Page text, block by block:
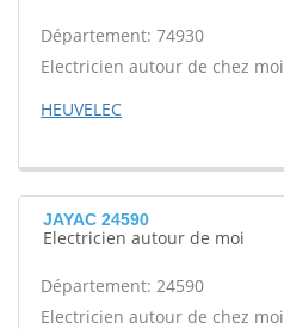
Département: 74930
Electricien autour de chez moi
HEUVELEC
JAYAC 24590
Electricien autour de moi
Département: 24590
Electricien autour de chez moi